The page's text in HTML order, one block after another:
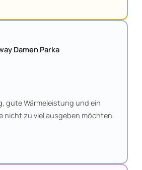
Damen Parka
gute Wärmeleistung und ein
nicht zu viel ausgeben möchten.